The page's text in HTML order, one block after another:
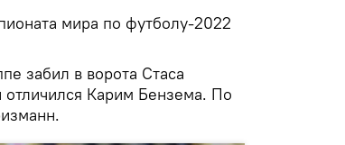
мира по футболу-2022
забил в ворота Стаса
Карим Бензема. По